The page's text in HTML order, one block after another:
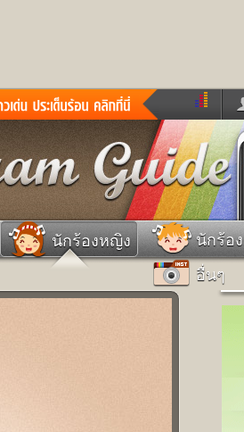
ข่าวสั้น ข่าวดารา
หนังใหม่ ฟังเพลง
หมากรุกไทย แชทหมากฮ
แต่งงาน
ทำนายฝัน สุขภาพ
ผลบอล บ้านและการ
iCare
เช็คความเร็วเน็ต
นักร้องหญิง นักร้อ
อื่นๆ